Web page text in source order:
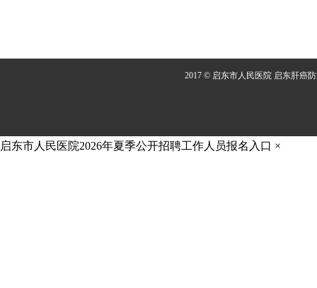
2017 © 启东市人民医院 启东肝癌
启东市人民医院2026年夏季公开招聘工作人员报名入口 ×